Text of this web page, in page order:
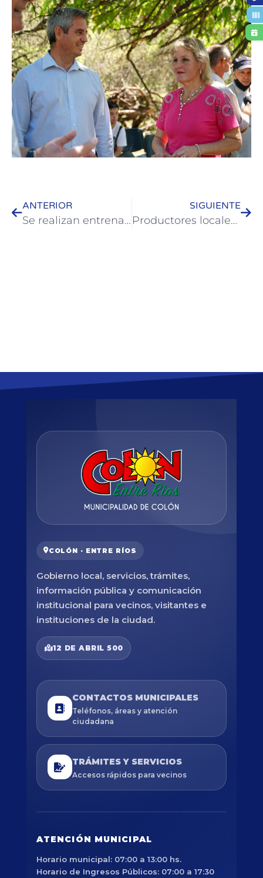
ANTERIOR
Se realizan entrenamientos e inserciones de jóvenes en empresas de Colón
SIGUIENTE
Productores locales ofrecen sus mercaderías en dos puntos de la Ciudad de Colón
COLÓN · ENTRE RÍOS
Gobierno local, servicios, trámites,
información pública y comunicación
institucional para vecinos, visitantes e
instituciones de la ciudad.
12 DE ABRIL 500
CONTACTOS MUNICIPALES
Teléfonos, áreas y atención
ciudadana
TRÁMITES Y SERVICIOS
Accesos rápidos para vecinos
ATENCIÓN MUNICIPAL
Horario municipal: 07:00 a 13:00 hs.
Horario de Ingresos Públicos: 07:00 a 17:30